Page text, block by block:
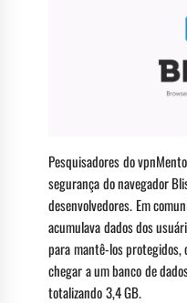
Pesquisadores do
segurança do navegador
desenvolvedores. Em
acumulava dados dos
para mantê-los protegidos,
chegar a um banco de
totalizando 3,4 GB.